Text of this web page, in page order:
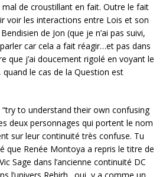
de croustillant en fait. Outre le fait
voir les interactions entre Lois et son
de Jon (que je n’ai pas suivi,
car cela a fait réagir…et pas dans
que j’ai doucement rigolé en voyant le
le cas de la Question est
to understand their own confusing
deux personnages qui portent le nom
sur leur continuité très confuse. Tu
que Renée Montoya a repris le titre de
Sage dans l’ancienne continuité DC
l’univers Rebirh…oui, y a comme un